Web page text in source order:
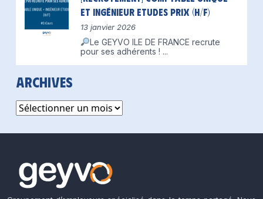
et Ingénieur Etudes Prix (H/F)
13 janvier 2026
Le GEYVO ILE DE FRANCE recrute
pour ses adhérents ! ...
Archives
Archives